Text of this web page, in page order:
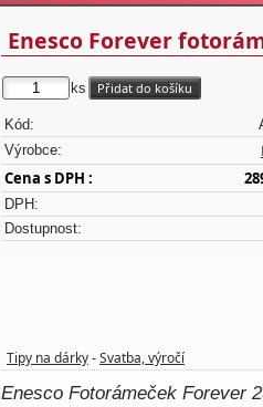
Enesco Forever
ks
Kód:
Výrobce:
Cena s DPH :
DPH:
Dostupnost:
Tipy na dárky - Svatba, výročí
Enesco Fotorámeček Forever